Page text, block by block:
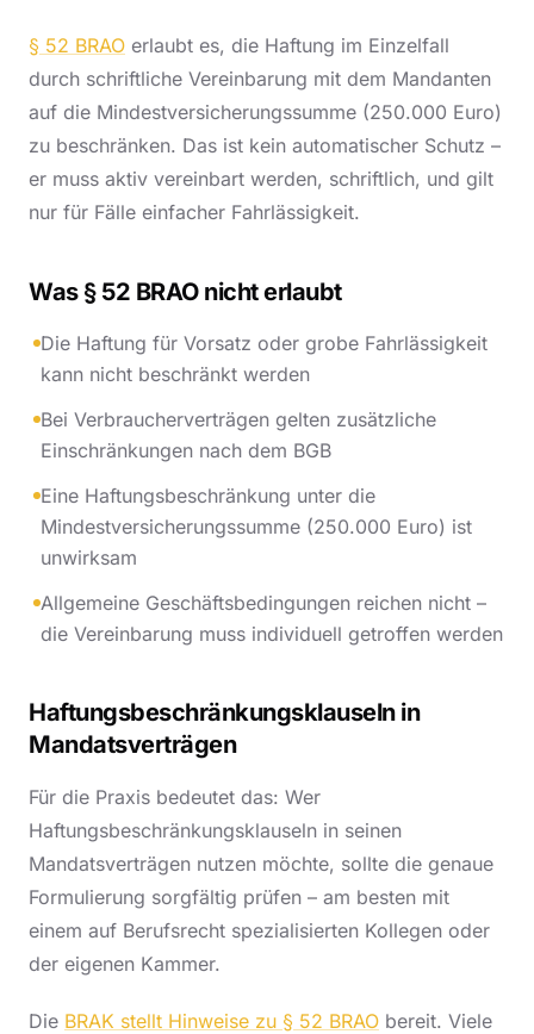
§ 52 BRAO erlaubt es, die Haftung im Einzelfall
durch schriftliche Vereinbarung mit dem Mandanten
auf die Mindestversicherungssumme (250.000 Euro)
zu beschränken. Das ist kein automatischer Schutz –
er muss aktiv vereinbart werden, schriftlich, und gilt
nur für Fälle einfacher Fahrlässigkeit.
Was § 52 BRAO nicht erlaubt
Die Haftung für Vorsatz oder grobe Fahrlässigkeit
kann nicht beschränkt werden
Bei Verbraucherverträgen gelten zusätzliche
Einschränkungen nach dem BGB
Eine Haftungsbeschränkung unter die
Mindestversicherungssumme (250.000 Euro) ist
unwirksam
Allgemeine Geschäftsbedingungen reichen nicht –
die Vereinbarung muss individuell getroffen werden
Haftungsbeschränkungsklauseln in
Mandatsverträgen
Für die Praxis bedeutet das: Wer
Haftungsbeschränkungsklauseln in seinen
Mandatsverträgen nutzen möchte, sollte die genaue
Formulierung sorgfältig prüfen – am besten mit
einem auf Berufsrecht spezialisierten Kollegen oder
der eigenen Kammer.
Die BRAK stellt Hinweise zu § 52 BRAO bereit. Viele